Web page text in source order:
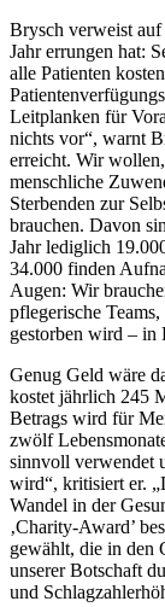
Brysch verweist
Jahr errungen hat:
alle Patienten
Leitplanken für
nichts vor“, warnt
erreicht. Wir
menschliche
Sterbenden zur
brauchen. Davon
Jahr lediglich
34.000 finden
Augen: Wir
pflegerische
gestorben wird – in
Genug Geld wäre
kostet jährlich 245
Betrags wird für
zwölf
sinnvoll verwendet
wird“, kritisiert er.
Wandel in der
‚Charity-Award’
gewählt, die in den
unserer Botschaft
und